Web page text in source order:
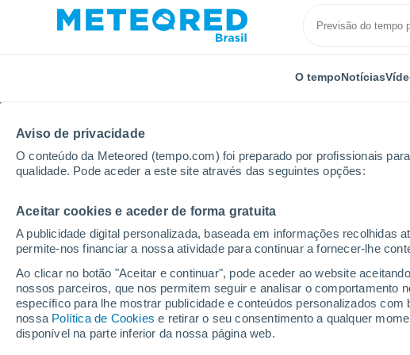
Aviso de privacidade
O conteúdo da Meteored (tempo.com) foi preparado por profissionais
qualidade. Pode aceder a este site através das seguintes opções:
Aceitar cookies e aceder de forma gratuita
A publicidade digital personalizada, baseada em informações recolhidas
permite-nos financiar a nossa atividade para continuar a fornecer-lhe
Ao clicar no botão "Aceitar e continuar", pode aceder ao website
nossos parceiros, que nos permitem seguir e analisar o comportamento
específico para lhe mostrar publicidade e conteúdos personalizados
nossa Política de Cookies e retirar o seu consentimento a qualquer
disponível na parte inferior da nossa página web.
O tempoNotícias
Início Modelos Modelos Alemanha - GFS Europa
Modelos de previsão
PRES. | V > 10
| NEB. | PREC.
PRECIPITAÇÃO
ACUMULADA
NEVE
ACUMULADA